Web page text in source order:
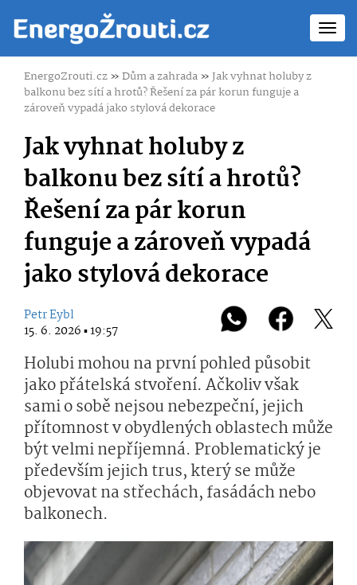
EnergoZrouti.cz»Dům a zahrada» Jak vyhnat holuby z
balkonu bez sítí a hrotů? Řešení za pár korun funguje a
zároveň vypadá jako stylová dekorace
Jak vyhnat holuby z
balkonu bez sítí a hrotů?
Řešení za pár korun
funguje a zároveň vypadá
jako stylová dekorace
Petr Eybl
15. 6. 2026 ▪ 19:57
Holubi mohou na první pohled působit
jako přátelská stvoření. Ačkoliv však
sami o sobě nejsou nebezpeční, jejich
přítomnost v obydlených oblastech může
být velmi nepříjemná. Problematický je
především jejich trus, který se může
objevovat na střechách, fasádách nebo
balkonech.